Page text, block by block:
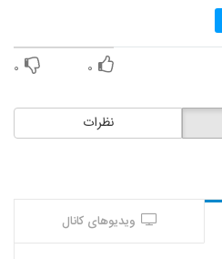
۰ ۰
نظرات
ویدیوهای کانال